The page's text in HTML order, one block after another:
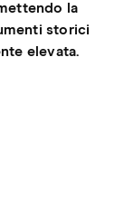
la
storici
elevata.